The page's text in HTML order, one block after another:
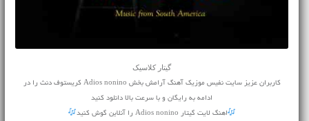
گیتار کلاسیک
کاربران عزیز سایت نفیس موزیک آهنگ آرامش بخش Adios nonino کریستوف دنث را در
ادامه به رایگان و با سرعت بالا دانلود کنید
اهنگ لایت گیتار Adios nonino را آنلاین گوش کنید